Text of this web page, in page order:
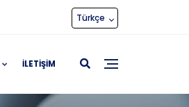
Türkçe
İLETIŞIM